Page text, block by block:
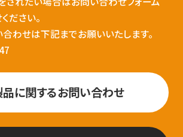
ださい。
わせは下記までお願いいたします。
品に関するお問い合わせ